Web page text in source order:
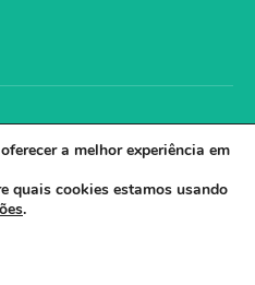
- Todos os direitos
por Cloudbe.
a melhor experiência em
quais cookies estamos usando
.